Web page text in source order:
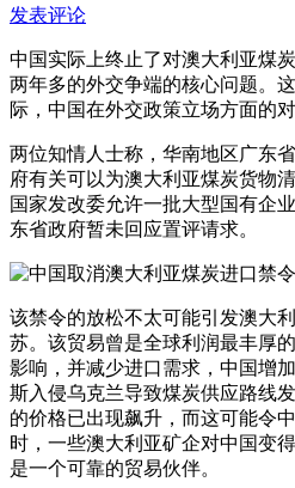
发表评论
中国实际上终止了对澳大利亚煤
两年多的外交争端的核心问题。
际，中国在外交政策立场方面的对
两位知情人士称，华南地区广东
府有关可以为澳大利亚煤炭货物
国家发改委允许一批大型国有企
东省政府暂未回应置评请求。
该禁令的放松不太可能引发澳大
苏。该贸易曾是全球利润最丰厚
影响，并减少进口需求，中国增
斯入侵乌克兰导致煤炭供应路线
的价格已出现飙升，而这可能令
时，一些澳大利亚矿企对中国变
是一个可靠的贸易伙伴。